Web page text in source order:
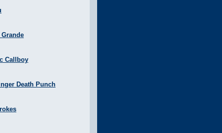
Callboy
Death Punch